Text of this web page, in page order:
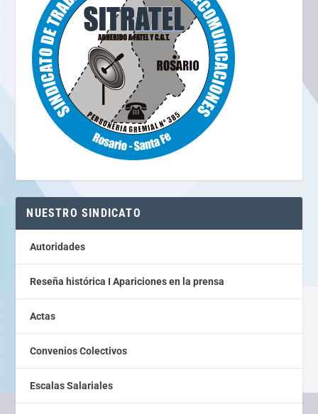
NUESTRO SINDICATO
Autoridades
Reseña histórica I Apariciones en la prensa
Actas
Convenios Colectivos
Escalas Salariales